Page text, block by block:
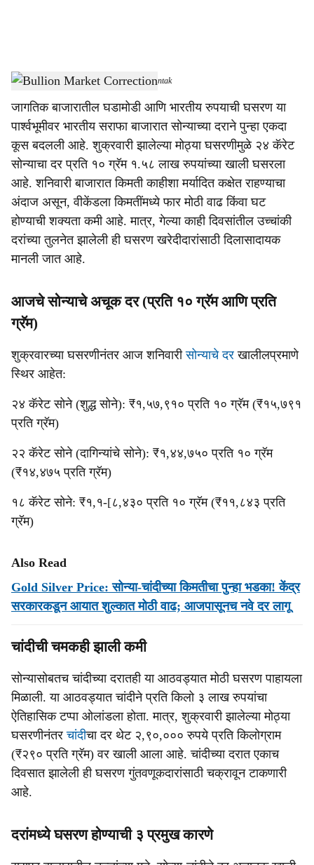
a
r
e
Bullion Market Correction- Dainiak Gomantak
जागतिक बाजारातील घडामोडी आणि भारतीय रुपयाची घसरण या
पार्श्वभूमीवर भारतीय सराफा बाजारात सोन्याच्या दराने पुन्हा एकदा
कूस बदलली आहे. शुक्रवारी झालेल्या मोठ्या घसरणीमुळे २४ कॅरेट
सोन्याचा दर प्रति १० ग्रॅम १.५८ लाख रुपयांच्या खाली घसरला
आहे. शनिवारी बाजारात किमती काहीशा मर्यादित कक्षेत राहण्याचा
अंदाज असून, वीकेंडला किमतींमध्ये फार मोठी वाढ किंवा घट
होण्याची शक्यता कमी आहे. मात्र, गेल्या काही दिवसांतील उच्चांकी
दरांच्या तुलनेत झालेली ही घसरण खरेदीदारांसाठी दिलासादायक
मानली जात आहे.
आजचे सोन्याचे अचूक दर (प्रति १० ग्रॅम आणि प्रति
ग्रॅम)
शुक्रवारच्या घसरणीनंतर आज शनिवारीसोन्याचे दर खालीलप्रमाणे
स्थिर आहेत:
२४ कॅरेट सोने (शुद्ध सोने): ₹१,५७,९१० प्रति १० ग्रॅम (₹१५,७९१
प्रति ग्रॅम)
२२ कॅरेट सोने (दागिन्यांचे सोने): ₹१,४४,७५० प्रति १० ग्रॅम
(₹१४,४७५ प्रति ग्रॅम)
१८ कॅरेट सोने: ₹१,१-[८,४३० प्रति १० ग्रॅम (₹११,८४३ प्रति
ग्रॅम)
Also Read
Gold Silver Price: सोन्या-चांदीच्या किमतीचा पुन्हा भडका! केंद्र
सरकारकडून आयात शुल्कात मोठी वाढ; आजपासूनच नवे दर लागू
चांदीची चमकही झाली कमी
सोन्यासोबतच चांदीच्या दरातही या आठवड्यात मोठी घसरण पाहायला
मिळाली. या आठवड्यात चांदीने प्रति किलो ३ लाख रुपयांचा
ऐतिहासिक टप्पा ओलांडला होता. मात्र, शुक्रवारी झालेल्या मोठ्या
घसरणीनंतरचांदीचा दर थेट २,९०,००० रुपये प्रति किलोग्राम
(₹२९० प्रति ग्रॅम) वर खाली आला आहे. चांदीच्या दरात एकाच
दिवसात झालेली ही घसरण गुंतवणूकदारांसाठी चक्रावून टाकणारी
आहे.
दरांमध्ये घसरण होण्याची ३ प्रमुख कारणे